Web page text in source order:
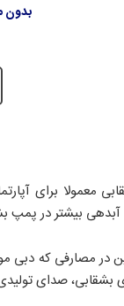
بدون
بیشتر در پمپ
مصارفی که دبی
صدای